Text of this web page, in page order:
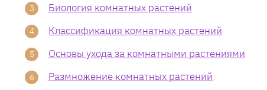
Биология комнатных растений
Классификация комнатных растений
Основы ухода за комнатными растениями
Размножение комнатных растений